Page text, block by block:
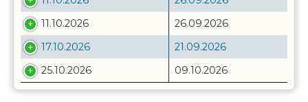
11.10.2026
26.09.2026
17.10.2026
21.09.2026
25.10.2026
09.10.2026